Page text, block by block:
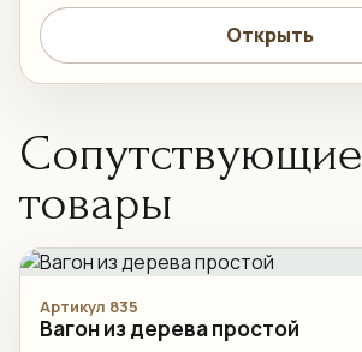
Открыть
Сопутствующие
товары
Артикул 835
Вагон из дерева простой